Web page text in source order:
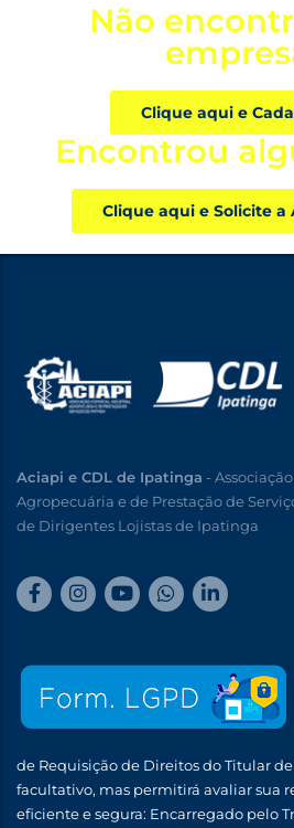
Não
Clique aqui e
Encontrou
Clique aqui e Solicite a
Aciapi e CDL de Ipatinga -
Agropecuária e de Prestação de
de Dirigentes Lojistas de Ipatinga
de Requisição de Direitos do Titular de
facultativo, mas permitirá avaliar sua
eficiente e segura: Encarregado pelo